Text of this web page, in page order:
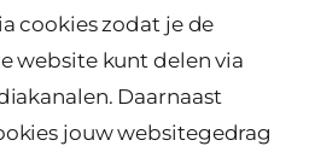
cookies zodat je de
website kunt delen via
Daarnaast
jouw websitegedrag